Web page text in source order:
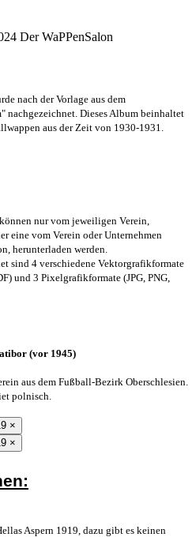
Der WaPPenSalon
nach der Vorlage aus dem
nachgezeichnet. Dieses Album beinhaltet
aus der Zeit von 1930-1931.
nur vom jeweiligen Verein,
eine vom Verein oder Unternehmen
herunterladen werden.
sind 4 verschiedene Vektorgrafikformate
und 3 Pixelgrafikformate (JPG, PNG,
(vor 1945)
aus dem Fußball-Bezirk Oberschlesien.
polnisch.
×
×
Aspern 1919, dazu gibt es keinen